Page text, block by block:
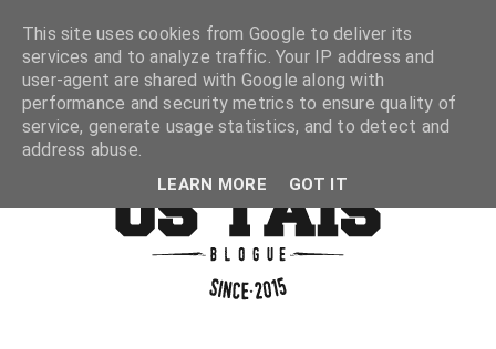
This site uses cookies from Google to deliver its
services and to analyze traffic. Your IP address and
user-agent are shared with Google along with
performance and security metrics to ensure quality of
service, generate usage statistics, and to detect and
address abuse.
LEARN MORE GOT IT